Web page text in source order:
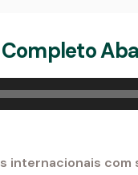
internacionais com